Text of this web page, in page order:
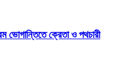
ভোগান্তিতে ক্রেতা ও পথচারী